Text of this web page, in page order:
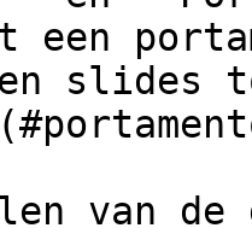
slides
van